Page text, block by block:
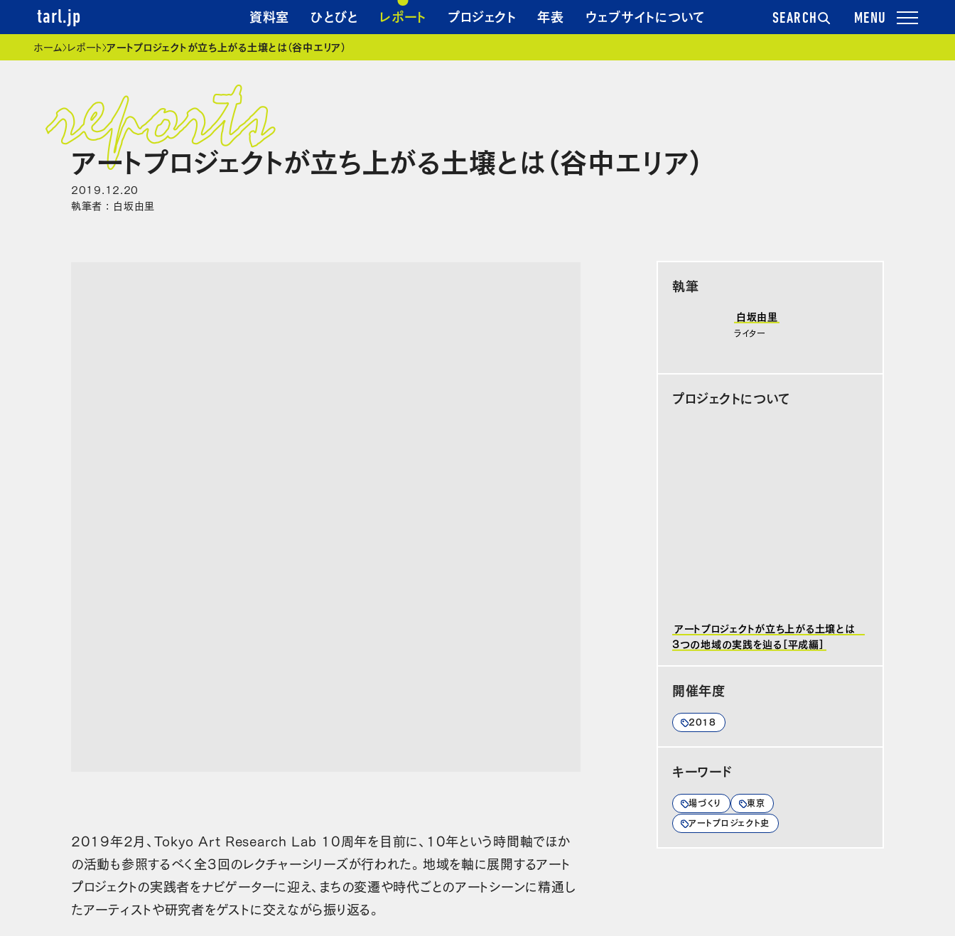
tarl.jp 資料室 ひとびと レポート プロジェクト 年表 ウェブサイトについて SEARCH
現在位置ホーム レポート アートプロジェクトが立ち上がる土壌とは（谷中エリア）
アートプロジェクトが立ち上がる土壌とは（谷中エリア）
2019.12.20
執筆者 : 白坂由里
2019年2月、Tokyo Art Research Lab 10周年を目前に、10年という時間軸でほか
の活動も参照するべく全3回のレクチャーシリーズが行われた。地域を軸に展開するアート
プロジェクトの実践者をナビゲーターに迎え、まちの変遷や時代ごとのアートシーンに精通し
たアーティストや研究者をゲストに交えながら振り返る。
執筆
白坂由里
ライター
プロジェクトについて
アートプロジェクトが立ち上がる土壌とは
3つの地域の実践を辿る［平成編］
開催年度
2018
キーワード
場づくり
東京
アートプロジェクト史